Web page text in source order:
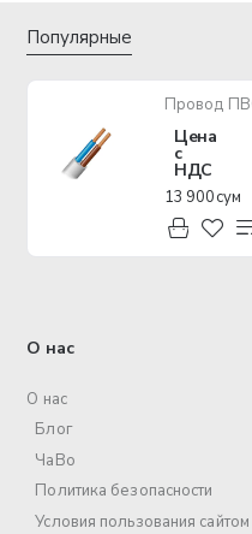
Популярные
Цена
с
НДС
13 900 сум
О нас
О нас
Блог
ЧаВо
Политика безопасности
Условия пользования сайтом